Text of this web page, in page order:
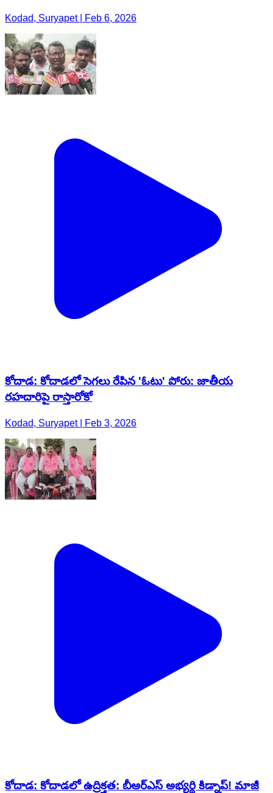
Kodad, Suryapet | Feb 6, 2026
కోదాడ: కోదాడలో సెగలు రేపిన 'ఓటు' పోరు: జాతీయ
రహదారిపై రాస్తారోకో
Kodad, Suryapet | Feb 3, 2026
కోదాడ: కోదాడలో ఉద్రిక్తత: బీఆర్‌ఎస్ అభ్యర్థి కిడ్నాప్! మాజీ